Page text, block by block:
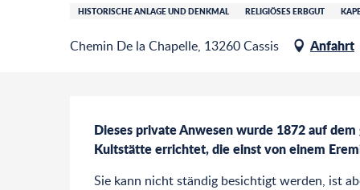
HISTORISCHE ANLAGE UND DENKMAL RELIGIÖSES ERBGUT
Chemin De la Chapelle, 13260 Cassis Anfahrt
Beschreibung
Dieses private Anwesen wurde 1872 auf
Kultstätte errichtet, die einst von einem
Sie kann nicht ständig besichtigt werden, ist